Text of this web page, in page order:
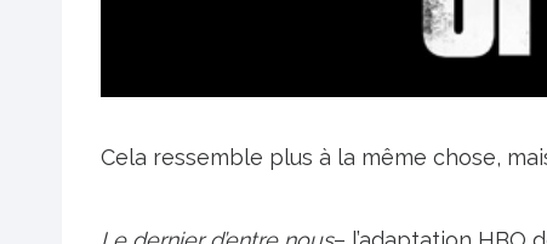
Cela ressemble plus à la même chose,